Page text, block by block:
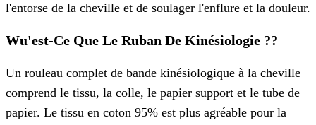
l'entorse de la cheville et de soulager l'enflure et la douleur.
WU'est-Ce Que Le Ruban De Kinésiologie ??
Un rouleau complet de bande kinésiologique à la cheville
comprend le tissu, la colle, le papier support et le tube de
papier. Le tissu en coton 95% est plus agréable pour la